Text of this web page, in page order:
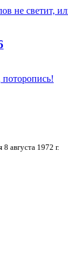
не светит,
8 августа 1972 г.